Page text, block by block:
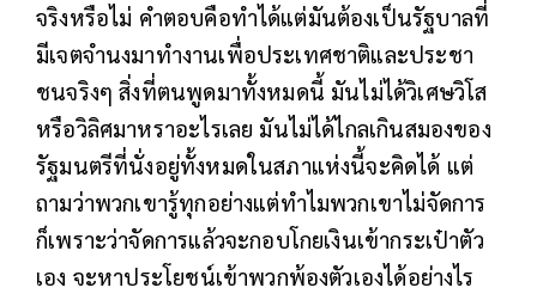
จริงหรือไม่ คำตอบคือทำได้แต่มันต้องเป็นรัฐบาลที่
มีเจตจำนงมาทำงานเพื่อประเทศชาติและประชา
ชนจริงๆ สิ่งที่ตนพูดมาทั้งหมดนี้ มันไม่ได้วิเศษวิโส
หรือวิลิศมาหราอะไรเลย มันไม่ได้ไกลเกินสมองของ
รัฐมนตรีที่นั่งอยู่ทั้งหมดในสภาแห่งนี้จะคิดได้ แต่
ถามว่าพวกเขารู้ทุกอย่างแต่ทำไมพวกเขาไม่จัดการ
ก็เพราะว่าจัดการแล้วจะกอบโกยเงินเข้ากระเป๋าตัว
เอง จะหาประโยชน์เข้าพวกพ้องตัวเองได้อย่างไร